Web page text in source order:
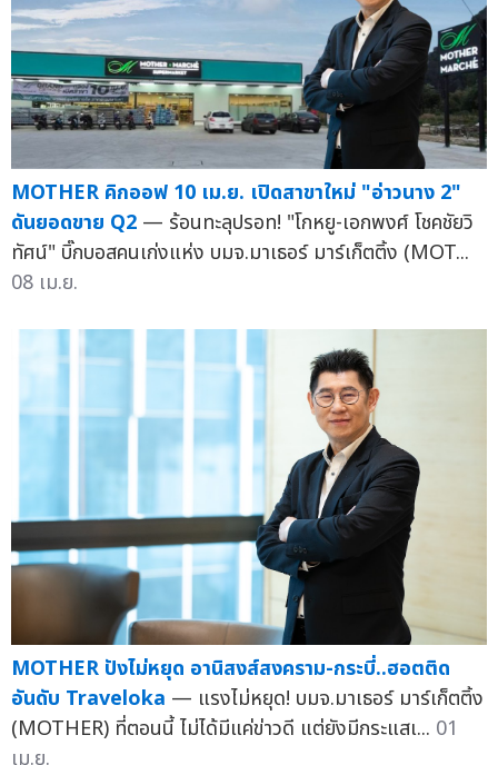
MOTHER คิกออฟ 10 เม.ย. เปิดสาขาใหม่ "อ่าวนาง 2"
ดันยอดขาย Q2 — ร้อนทะลุปรอท! "โกหยู-เอกพงศ์ โชคชัยวิ
ทัศน์" บิ๊กบอสคนเก่งแห่ง บมจ.มาเธอร์ มาร์เก็ตติ้ง (MOT...
08 เม.ย.
MOTHER ปังไม่หยุด อานิสงส์สงคราม-กระบี่..ฮอตติด
อันดับ Traveloka — แรงไม่หยุด! บมจ.มาเธอร์ มาร์เก็ตติ้ง
(MOTHER) ที่ตอนนี้ ไม่ได้มีแค่ข่าวดี แต่ยังมีกระแสเ... 01